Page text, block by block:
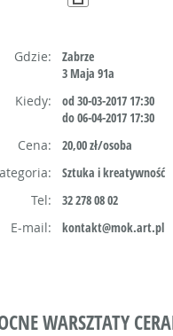
Gdzie:
Zabrze
3 Maja 91a
Kiedy:
od 30-03-2017 17:30
do 06-04-2017 17:30
Cena:
20,00 zł/osoba
Sztuka i kreatywność
Tel:
32 278 08 02
E-mail:
kontakt@mok.art.pl
WARSZTATY